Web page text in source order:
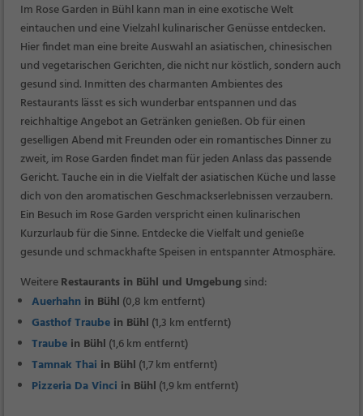
Im Rose Garden in Bühl kann man in eine exotische Welt
eintauchen und eine Vielzahl kulinarischer Genüsse entdecken.
Hier findet man eine breite Auswahl an asiatischen, chinesischen
und vegetarischen Gerichten, die nicht nur köstlich, sondern auch
gesund sind. Inmitten des charmanten Ambientes des
Restaurants lässt es sich wunderbar entspannen und das
reichhaltige Angebot an Getränken genießen. Ob für einen
geselligen Abend mit Freunden oder ein romantisches Dinner zu
zweit, im Rose Garden findet man für jeden Anlass das passende
Gericht. Tauche ein in die Vielfalt der asiatischen Küche und lasse
dich von den aromatischen Geschmackserlebnissen verzaubern.
Ein Besuch im Rose Garden verspricht einen kulinarischen
Kurzurlaub für die Sinne. Entdecke die Vielfalt und genieße
gesunde und schmackhafte Speisen in entspannter Atmosphäre.
WeitereRestaurants in Bühl und Umgebungsind:
Auerhahn in Bühl (0,8 km entfernt)
Gasthof Traube in Bühl (1,3 km entfernt)
Traube in Bühl (1,6 km entfernt)
Tamnak Thai in Bühl (1,7 km entfernt)
Pizzeria Da Vinci in Bühl (1,9 km entfernt)